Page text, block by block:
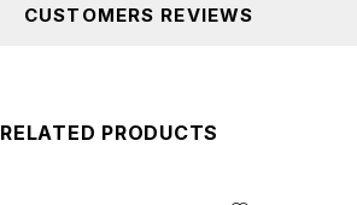
CUSTOMERS REVIEWS
RELATED PRODUCTS